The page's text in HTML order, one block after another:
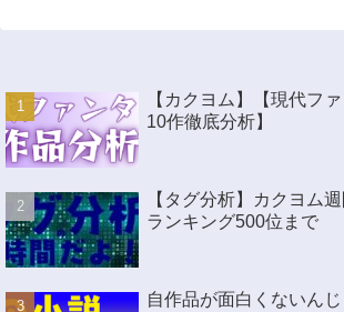
【カクヨム】【現代フ
10作徹底分析】
【タグ分析】カクヨム
ランキング500位まで
自作品が面白くないん